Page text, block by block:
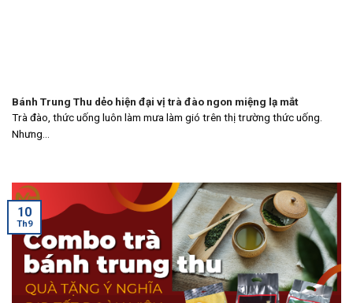
Bánh Trung Thu dẻo hiện đại vị trà đào ngon miệng lạ mắt
Trà đào, thức uống luôn làm mưa làm gió trên thị trường thức uống.
Nhưng...
10
Th9